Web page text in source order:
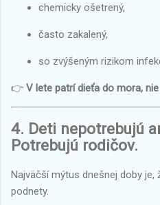
chemicky ošetrený,
často zakalený,
so zvýšeným rizikom
👉 V lete patrí dieťa do mora,
4. Deti nepotrebujú
Potrebujú rodičov.
Najväčší mýtus dnešnej doby
podnety.